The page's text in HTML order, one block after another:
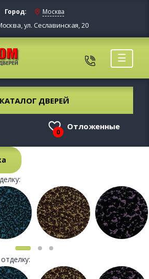
Город: Москва
ул. Сеславинская, 20
☰
КАТАЛОГ ДВЕРЕЙ
0
Отложенные